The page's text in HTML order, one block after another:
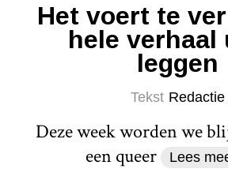
Het voert te
hele verhaal
leggen
Tekst Redactie
Deze week worden we
een queer
Lees